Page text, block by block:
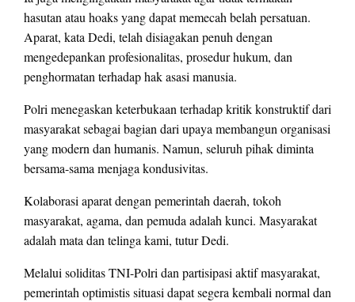
hasutan atau hoaks yang dapat memecah belah persatuan.
Aparat, kata Dedi, telah disiagakan penuh dengan
mengedepankan profesionalitas, prosedur hukum, dan
penghormatan terhadap hak asasi manusia.
Polri menegaskan keterbukaan terhadap kritik konstruktif dari
masyarakat sebagai bagian dari upaya membangun organisasi
yang modern dan humanis. Namun, seluruh pihak diminta
bersama-sama menjaga kondusivitas.
Kolaborasi aparat dengan pemerintah daerah, tokoh
masyarakat, agama, dan pemuda adalah kunci. Masyarakat
adalah mata dan telinga kami, tutur Dedi.
Melalui soliditas TNI-Polri dan partisipasi aktif masyarakat,
pemerintah optimistis situasi dapat segera kembali normal dan